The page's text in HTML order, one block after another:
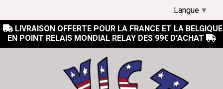
 LIVRAISON OFFERTE POUR LA FRANCE ET LA BELGIQUE
EN POINT RELAIS MONDIAL RELAY DES 99€ D'ACHAT 
Langue ▼